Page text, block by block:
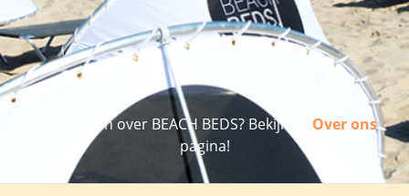
Meer weten over BEACH BEDS? Bekijk de Over ons
pagina!